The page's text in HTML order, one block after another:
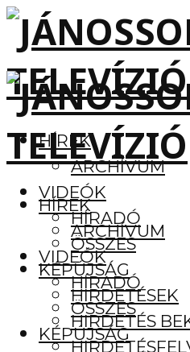
HÍREK
ARCHÍVUM
VIDEÓK
HÍRADÓ
ÖSSZES
KÉPÚJSÁG
HIRDETÉSEK
HIRDETÉS
HÍREK
ARCHÍVUM
VIDEÓK
HÍRADÓ
ÖSSZES
KÉPÚJSÁG